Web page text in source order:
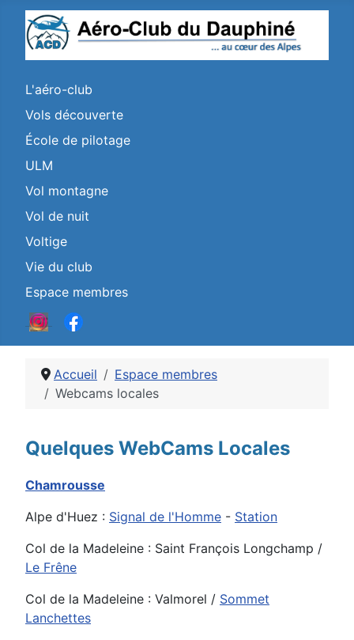
L'aéro-club
Vols découverte
École de pilotage
ULM
Vol montagne
Vol de nuit
Voltige
Vie du club
Espace membres
Accueil
Espace membres
Webcams locales
Détails
Quelques WebCams Locales
Chamrousse
Alpe d'Huez : Signal de l'Homme - Station
Col de la Madeleine : Saint François Longchamp /
Le Frêne
Col de la Madeleine : Valmorel / Sommet
Lanchettes